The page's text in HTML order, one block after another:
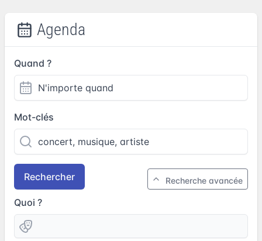
Agenda
Quand ?
Mot-clés
Rechercher Recherche avancée
Quoi ?